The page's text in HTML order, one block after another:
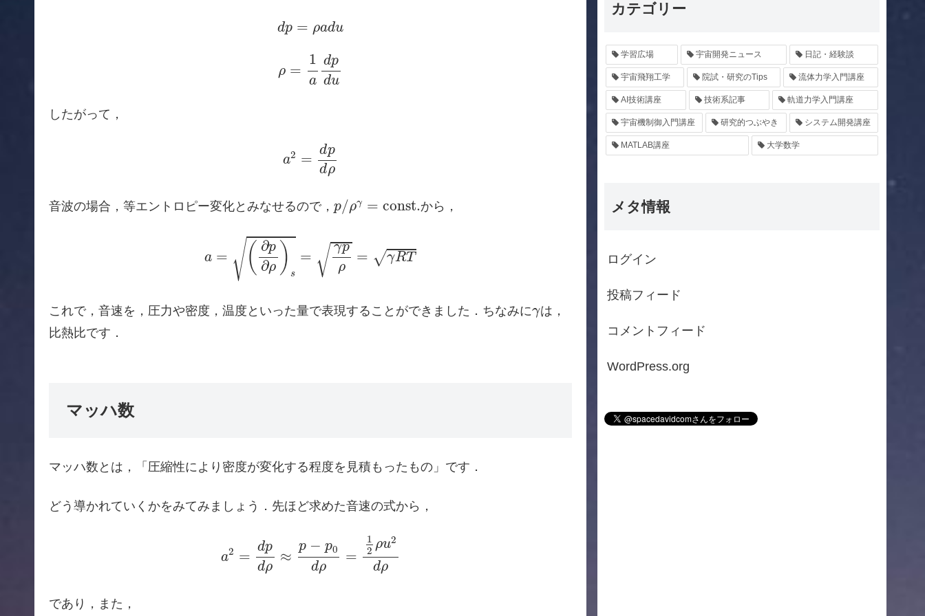
dp = ρadu
dp adu
ρ =
1
a
dp
du
ad pdu
したがって，
a2 =
dp
dρ
pdρ
音波の場合，等エントロピー変化とみなせるので， p/ργ = const.
p /ργ onst. から，
a = √( ∂p
∂ρ ) s
= √ γp
ρ
= √γRT
a=(∂p∂ρ
これで，音速を，圧力や密度，温度といった量で表現することができました．ちなみにγ
γは，
比熱比です．
マッハ数
マッハ数とは，「圧縮性により密度が変化する程度を見積もったもの」です．
どう導かれていくかをみてみましょう．先ほど求めた音速の式から，
a2 =
dp
dρ
≈
p − p0
dρ
=
1
2 ρu2
dρ
ρu dρ
であり，また，
カテゴリー
学習広場 宇宙開発ニュース 日記・経験談
宇宙飛翔工学 院試・研究のTips 流体力学入門講座
AI技術講座 技術系記事 軌道力学入門講座
宇宙機制御入門講座 研究的つぶやき システム開発講座
MATLAB講座 大学数学
メタ情報
ログイン
投稿フィード
コメントフィード
WordPress.org